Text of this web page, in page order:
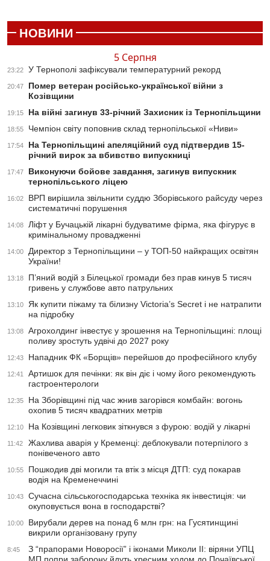
НОВИНИ
5 Серпня
23:22 У Тернополі зафіксували температурний рекорд
20:47
Помер ветеран російсько-української війни з
Козівщини
19:15 На війні загинув 33-річний Захисник із Тернопільщини
18:55 Чемпіон світу поповнив склад тернопільської «Ниви»
17:54
На Тернопільщині апеляційний суд підтвердив 15-
річний вирок за вбивство випускниці
17:47
Виконуючи бойове завдання, загинув випускник
тернопільського ліцею
16:02
ВРП вирішила звільнити суддю Зборівського райсуду через
систематичні порушення
14:08
Ліфт у Бучацькій лікарні будуватиме фірма, яка фігурує в
кримінальному провадженні
14:00
Директор з Тернопільщини – у ТОП-50 найкращих освітян
України!
13:18
П’яний водій з Білецької громади без прав кинув 5 тисяч
гривень у службове авто патрульних
13:10
Як купити піжаму та білизну Victoria’s Secret і не натрапити
на підробку
13:08
Агрохолдинг інвестує у зрошення на Тернопільщині: площі
поливу зростуть удвічі до 2027 року
12:43 Нападник ФК «Борщів» перейшов до професійного клубу
12:41
Артишок для печінки: як він діє і чому його рекомендують
гастроентерологи
12:35
На Зборівщині під час жнив загорівся комбайн: вогонь
охопив 5 тисяч квадратних метрів
12:10 На Козівщині легковик зіткнувся з фурою: водій у лікарні
11:42
Жахлива аварія у Кременці: деблокували потерпілого з
понівеченого авто
10:55
Пошкодив дві могили та втік з місця ДТП: суд покарав
водія на Кременеччині
10:43
Сучасна сільськогосподарська техніка як інвестиція: чи
окуповується вона в господарстві?
10:00
Вирубали дерев на понад 6 млн грн: на Гусятинщині
викрили організовану групу
8:45
З “прапорами Новоросії” і іконами Миколи ІІ: віряни УПЦ